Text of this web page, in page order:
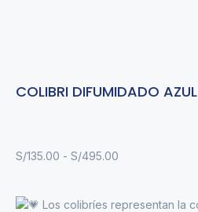
COLIBRI DIFUMIDADO AZUL
S/135.00 - S/495.00
Los colibríes representan la